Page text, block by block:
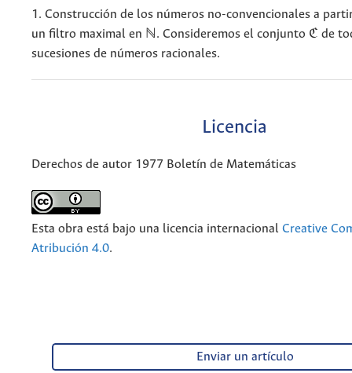
1. Construcción de los números no-convencionales a
un filtro maximal en ℕ. Consideremos el conjunto ℭ de
sucesiones de números racionales.
Licencia
Derechos de autor 1977 Boletín de Matemáticas
Esta obra está bajo una licencia internacional Creative
Atribución 4.0.
Enviar un artículo